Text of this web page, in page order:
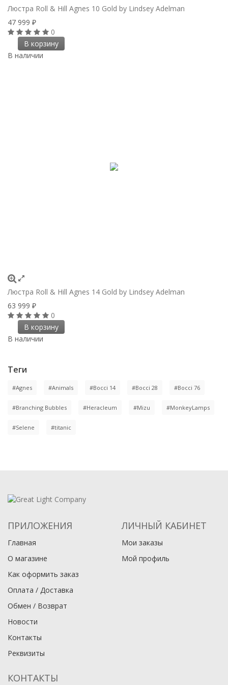
Люстра Roll & Hill Agnes 10 Gold by Lindsey Adelman
47 999 ₽
0
В корзину
В наличии
Люстра Roll & Hill Agnes 14 Gold by Lindsey Adelman
63 999 ₽
0
В корзину
В наличии
Теги
#Agnes #Animals #Bocci 14 #Bocci 28 #Bocci 76
#Branching Bubbles #Heracleum #Mizu #MonkeyLamps
#Selene #titanic
ПРИЛОЖЕНИЯ
Главная
О магазине
Как оформить заказ
Оплата / Доставка
Обмен / Возврат
Новости
Контакты
Реквизиты
ЛИЧНЫЙ КАБИНЕТ
Мои заказы
Мой профиль
КОНТАКТЫ